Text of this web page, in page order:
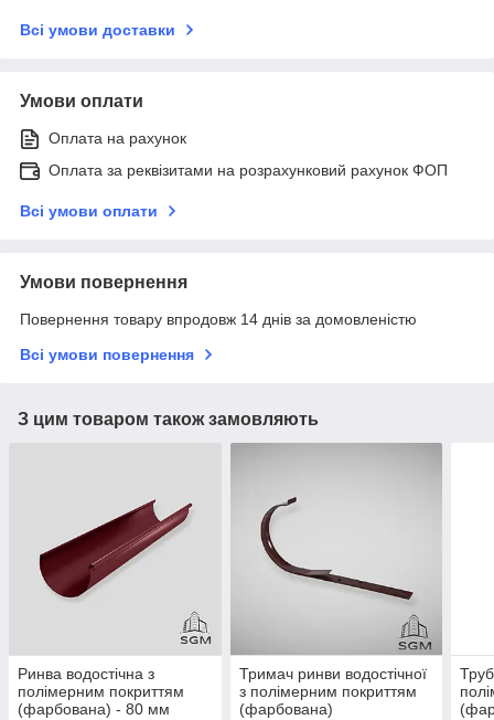
Всі умови доставки
Умови оплати
Оплата на рахунок
Оплата за реквізитами на розрахунковий рахунок ФОП
Всі умови оплати
Умови повернення
Повернення товару впродовж 14 днів за домовленістю
Всі умови повернення
З цим товаром також замовляють
Ринва водостічна з
полімерним покриттям
(фарбована) - 80 мм
Тримач ринви водостічної
з полімерним покриттям
(фарбована)